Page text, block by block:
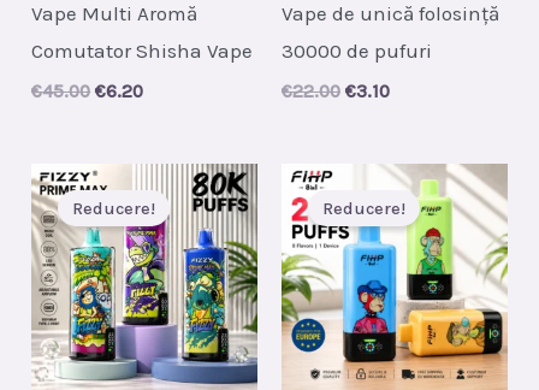
Vape Multi Aromă
Comutator Shisha Vape
€45.00 Original
€45.00.
€6.20Current
€6.20.
Vape de unică folosință
30000 de pufuri
€22.00 Original
€22.00.
€3.10Current
€3.10.
Reducere! Reducere!